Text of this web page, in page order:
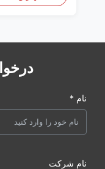
نام *
نام شرکت